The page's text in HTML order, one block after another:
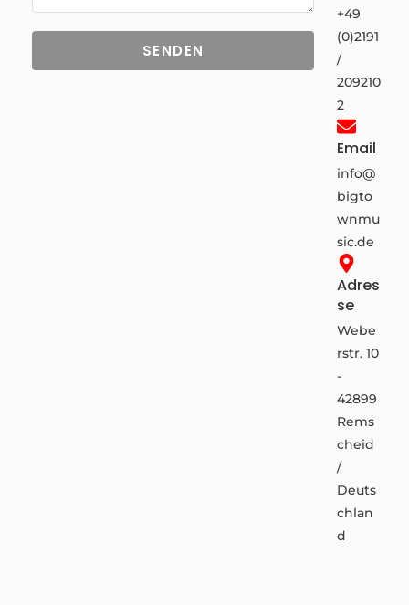
SENDEN
+49
(0)2191
/
209210
2
Email
info@
bigto
wnmu
sic.de
Adres
se
Webe
rstr. 10
-
42899
Rems
cheid
/
Deuts
chlan
d